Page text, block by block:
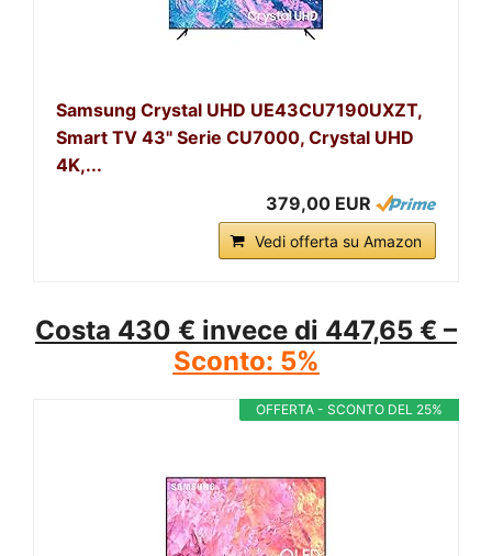
Samsung Crystal UHD UE43CU7190UXZT,
Smart TV 43" Serie CU7000, Crystal UHD
4K,...
379,00 EUR
Vedi offerta su Amazon
Costa 430 € invece di 447,65 € –
Sconto: 5%
OFFERTA - SCONTO DEL 25%